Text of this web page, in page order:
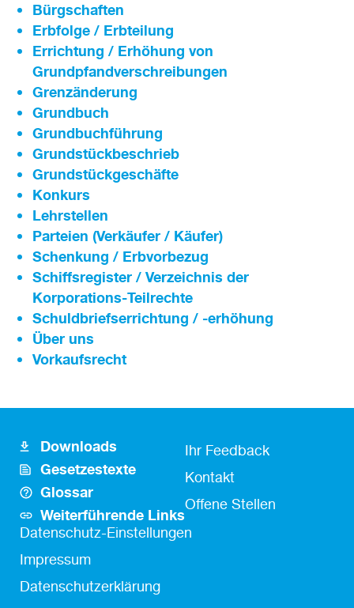
Bürgschaften
Erbfolge / Erbteilung
Errichtung / Erhöhung von
Grundpfandverschreibungen
Grenzänderung
Grundbuch
Grundbuchführung
Grundstückbeschrieb
Grundstückgeschäfte
Konkurs
Lehrstellen
Parteien (Verkäufer / Käufer)
Schenkung / Erbvorbezug
Schiffsregister / Verzeichnis der
Korporations-Teilrechte
Schuldbriefserrichtung / -erhöhung
Über uns
Vorkaufsrecht
Footer
Icon
Links
Downloads
Gesetzestexte
Glossar
Weiterführende Links
Fusszeile
Kontakt
Ihr Feedback
Kontakt
Offene Stellen
Fußzeile
Datenschutz-Einstellungen
Impressum
Datenschutzerklärung